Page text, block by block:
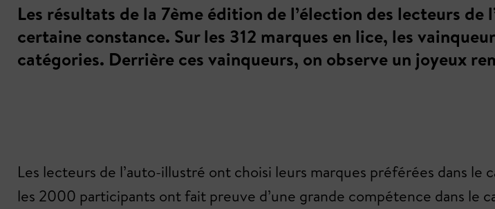
Les résultats de la 7ème édition de l’élection des lecteurs
certaine constance. Sur les 312 marques en lice, les
catégories. Derrière ces vainqueurs, on observe un joyeux
Les lecteurs de l’auto-illustré ont choisi leurs marques préférées dans le
les 2000 participants ont fait preuve d’une grande compétence dans le